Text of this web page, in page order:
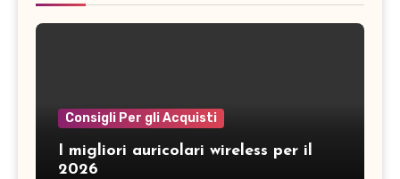
Consigli Per gli Acquisti
I migliori auricolari wireless per il
2026